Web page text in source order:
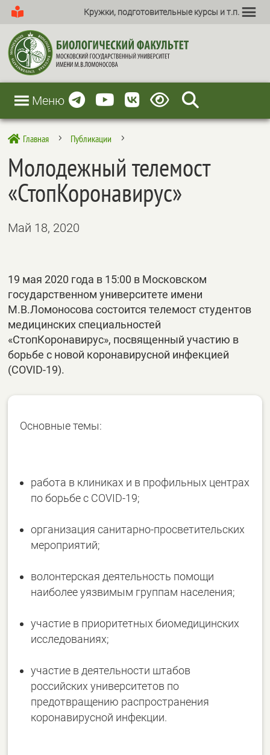
Кружки, подготовительные курсы и т.п.
Меню
 Главная 5 Публикации 5
Молодежный телемост
«СтопКоронавирус»
Май 18, 2020
19 мая 2020 года в 15:00 в Московском
государственном университете имени
М.В.Ломоносова состоится телемост студентов
медицинских специальностей
«СтопКоронавирус», посвященный участию в
борьбе с новой коронавирусной инфекцией
(COVID-19).
Основные темы:
работа в клиниках и в профильных центрах
по борьбе с COVID-19;
организация санитарно-просветительских
мероприятий;
волонтерская деятельность помощи
наиболее уязвимым группам населения;
участие в приоритетных биомедицинских
исследованиях;
участие в деятельности штабов
российских университетов по
предотвращению распространения
коронавирусной инфекции.